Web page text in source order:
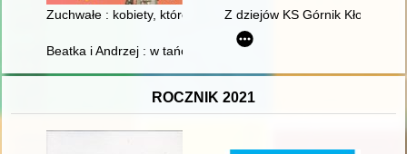
Zuchwałe : kobiety, które chciały więcejZ dziejów KS Górnik Kłodawa
Beatka i Andrzej : w tańcu razem
ROCZNIK 2021